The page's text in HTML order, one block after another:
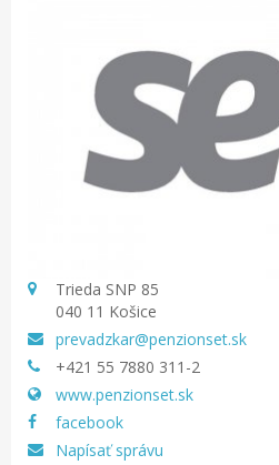
Trieda SNP 85
040 11 Košice
prevadzkar@penzionset.sk
+421 55 7880 311-2
www.penzionset.sk
facebook
Napísať správu